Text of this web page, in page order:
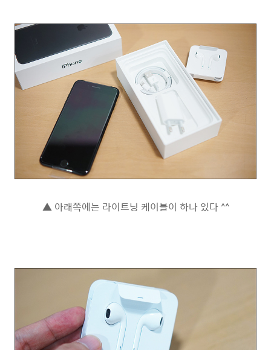
▲ 아래쪽에는 라이트닝 케이블이 하나 있다 ^^